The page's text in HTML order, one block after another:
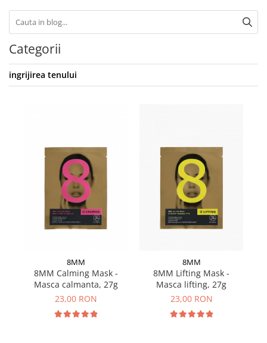
Categorii
ingrijirea tenului
8MM
8MM Calming Mask -
Masca calmanta, 27g
23,00 RON
8MM
8MM Lifting Mask -
Masca lifting, 27g
23,00 RON